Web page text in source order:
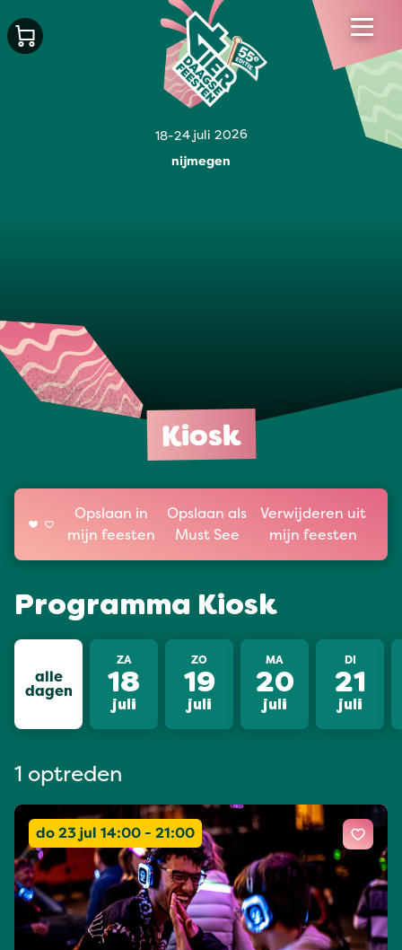
18-24 juli 2026
nijmegen
Kiosk
Opslaan in
mijn feesten
Opslaan als
Must See
Verwijderen uit
mijn feesten
Programma Kiosk
alle
dagen
ZA
18
juli
ZO
19
juli
MA
20
juli
DI
21
juli
1 optreden
do 23 jul 14:00 - 21:00